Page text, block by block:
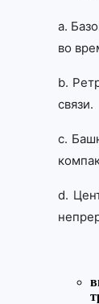
a.
во
b.
связи.
c.
d.